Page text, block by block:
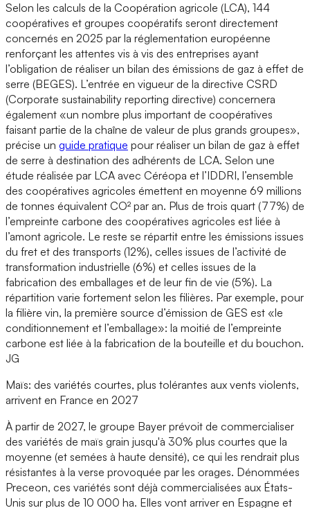
Selon les calculs de la Coopération agricole (LCA), 144
coopératives et groupes coopératifs seront directement
concernés en 2025 par la réglementation européenne
renforçant les attentes vis à vis des entreprises ayant
l’obligation de réaliser un bilan des émissions de gaz à effet de
serre (BEGES). L’entrée en vigueur de la directive CSRD
(Corporate sustainability reporting directive) concernera
également «un nombre plus important de coopératives
faisant partie de la chaîne de valeur de plus grands groupes»,
précise un guide pratique pour réaliser un bilan de gaz à effet
de serre à destination des adhérents de LCA. Selon une
étude réalisée par LCA avec Céréopa et l’IDDRI, l’ensemble
des coopératives agricoles émettent en moyenne 69 millions
de tonnes équivalent CO² par an. Plus de trois quart (77%) de
l’empreinte carbone des coopératives agricoles est liée à
l’amont agricole. Le reste se répartit entre les émissions issues
du fret et des transports (12%), celles issues de l’activité de
transformation industrielle (6%) et celles issues de la
fabrication des emballages et de leur fin de vie (5%). La
répartition varie fortement selon les filières. Par exemple, pour
la filière vin, la première source d’émission de GES est «le
conditionnement et l’emballage»: la moitié de l’empreinte
carbone est liée à la fabrication de la bouteille et du bouchon.
JG
Maïs: des variétés courtes, plus tolérantes aux vents violents,
arrivent en France en 2027
À partir de 2027, le groupe Bayer prévoit de commercialiser
des variétés de maïs grain jusqu'à 30% plus courtes que la
moyenne (et semées à haute densité), ce qui les rendrait plus
résistantes à la verse provoquée par les orages. Dénommées
Preceon, ces variétés sont déjà commercialisées aux États-
Unis sur plus de 10 000 ha. Elles vont arriver en Espagne et